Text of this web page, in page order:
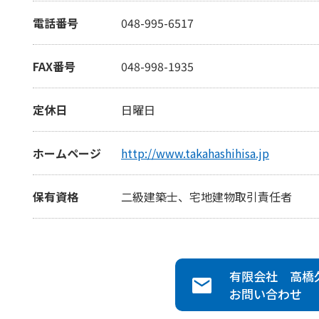
電話番号 048-995-6517
FAX番号 048-998-1935
定休日 日曜日
ホームページ http://www.takahashihisa.jp
保有資格 二級建築士、宅地建物取引責任者
有限会社 高橋
お問い合わせ